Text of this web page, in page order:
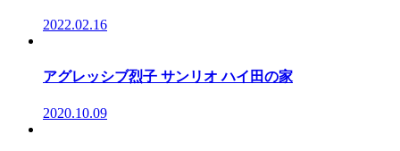
2022.02.16
アグレッシブ烈子 サンリオ ハイ田の家
2020.10.09